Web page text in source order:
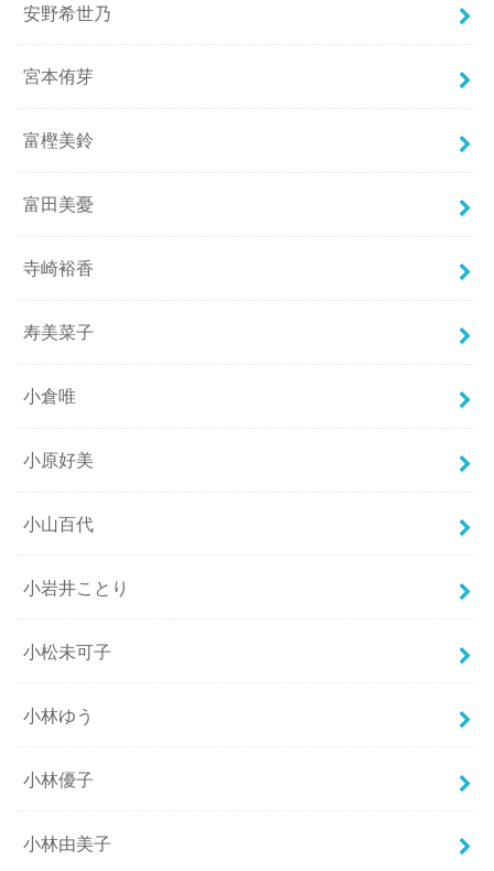
安野希世乃
宮本侑芽
富樫美鈴
富田美憂
寺崎裕香
寿美菜子
小倉唯
小原好美
小山百代
小岩井ことり
小松未可子
小林ゆう
小林優子
小林由美子